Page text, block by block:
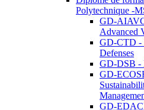
Polytechnique -
GD-
Advanced
GD-CTD -
Defenses
GD-DSB -
GD-
GD-